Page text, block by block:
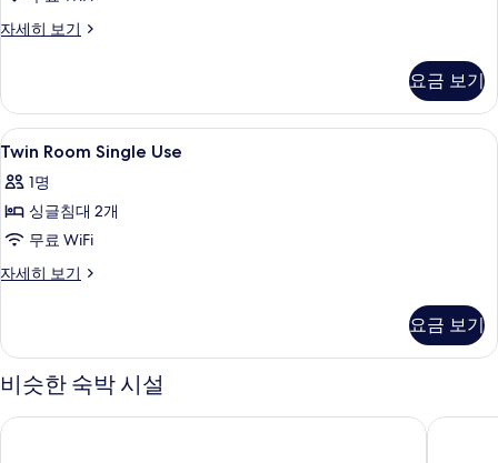
보
자세히 보기
Twin
세
히
보
요금 보기
Twin
Room
Single
Use
사
진
보
기
노트북 작업 공간, 암막 커튼, 무료
7
Twin Room Single Use
1명
싱글침대 2개
무료 WiFi
자세히 보기
Twin
자
세
히
기
요금 보기
비슷한 숙박 시설
라트루프 그랑 플라스 시티박